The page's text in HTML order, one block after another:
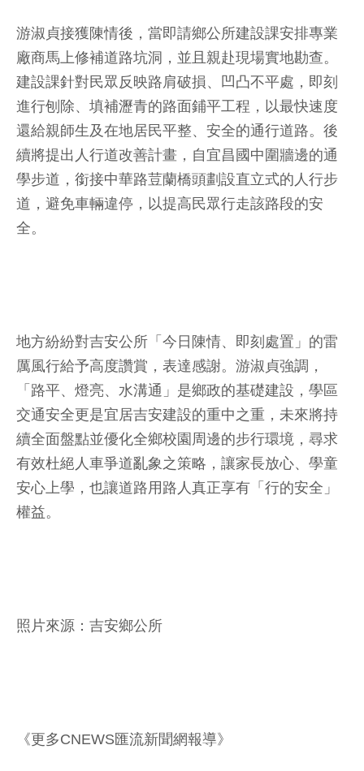
游淑貞接獲陳情後，當即請鄉公所建設課安排專業
廠商馬上修補道路坑洞，並且親赴現場實地勘查。
建設課針對民眾反映路肩破損、凹凸不平處，即刻
進行刨除、填補瀝青的路面鋪平工程，以最快速度
還給親師生及在地居民平整、安全的通行道路。後
續將提出人行道改善計畫，自宜昌國中圍牆邊的通
學步道，銜接中華路荳蘭橋頭劃設直立式的人行步
道，避免車輛違停，以提高民眾行走該路段的安
全。
地方紛紛對吉安公所「今日陳情、即刻處置」的雷
厲風行給予高度讚賞，表達感謝。游淑貞強調，
「路平、燈亮、水溝通」是鄉政的基礎建設，學區
交通安全更是宜居吉安建設的重中之重，未來將持
續全面盤點並優化全鄉校園周邊的步行環境，尋求
有效杜絕人車爭道亂象之策略，讓家長放心、學童
安心上學，也讓道路用路人真正享有「行的安全」
權益。
照片來源：吉安鄉公所
《更多CNEWS匯流新聞網報導》